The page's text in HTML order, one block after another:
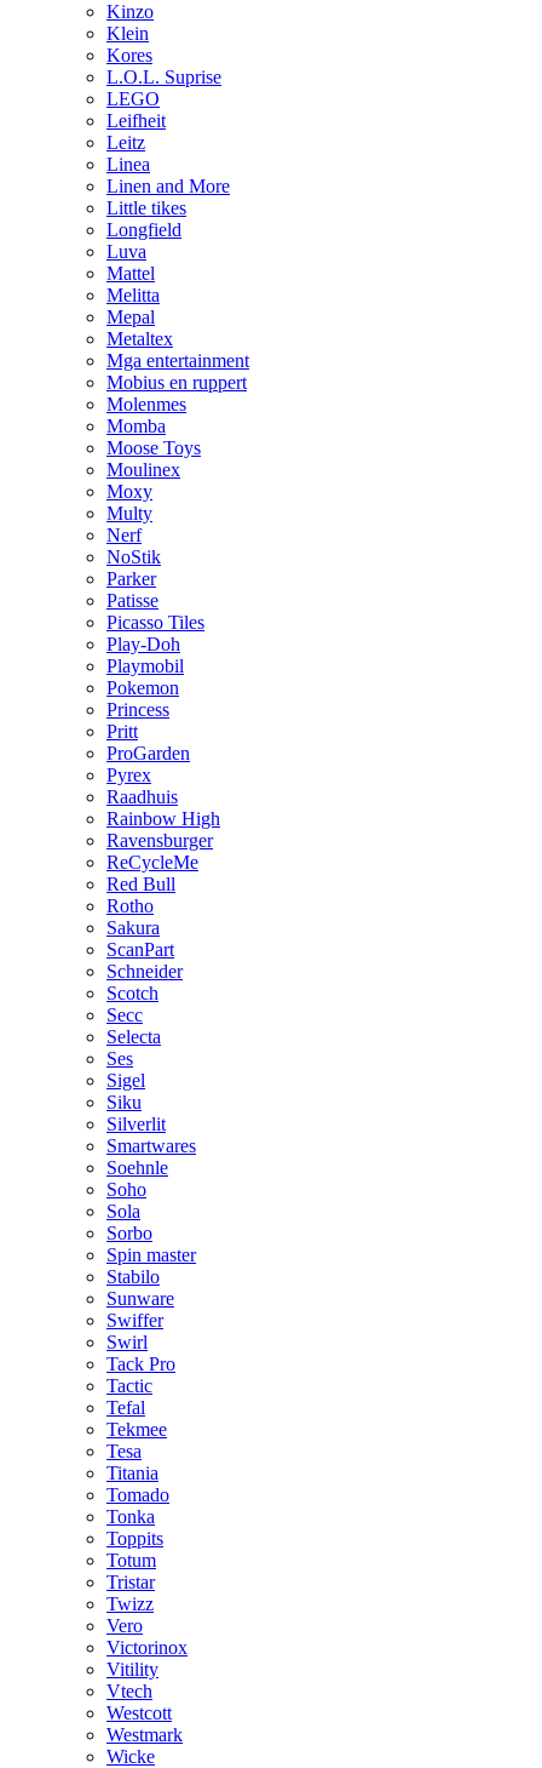
Kinzo
Klein
Kores
L.O.L. Suprise
LEGO
Leifheit
Leitz
Linea
Linen and More
Little tikes
Longfield
Luva
Mattel
Melitta
Mepal
Metaltex
Mga entertainment
Mobius en ruppert
Molenmes
Momba
Moose Toys
Moulinex
Moxy
Multy
Nerf
NoStik
Parker
Patisse
Picasso Tiles
Play-Doh
Playmobil
Pokemon
Princess
Pritt
ProGarden
Pyrex
Raadhuis
Rainbow High
Ravensburger
ReCycleMe
Red Bull
Rotho
Sakura
ScanPart
Schneider
Scotch
Secc
Selecta
Ses
Sigel
Siku
Silverlit
Smartwares
Soehnle
Soho
Sola
Sorbo
Spin master
Stabilo
Sunware
Swiffer
Swirl
Tack Pro
Tactic
Tefal
Tekmee
Tesa
Titania
Tomado
Tonka
Toppits
Totum
Tristar
Twizz
Vero
Victorinox
Vitility
Vtech
Westcott
Westmark
Wicke